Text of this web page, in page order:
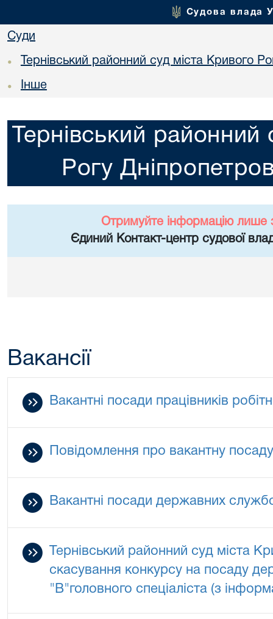
Судова влада
Суди
• Тернівський районний суд міста Кривого
• Інше
Тернівський районний
Рогу
Отримуйте інформацію лише
Єдиний Контакт-центр судової
Вакансії
Вакантні посади працівників
Повідомлення про вакантну
Вакантні посади державних
Тернівський районний суд міста
скасування конкурсу на посаду
"В"головного спеціаліста (з